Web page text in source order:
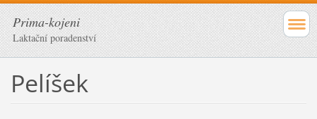
Prima-kojeni
Laktační poradenství
Pelíšek